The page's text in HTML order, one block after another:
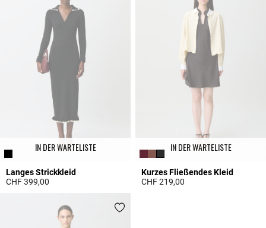
IN DER WARTELISTE
Langes Strickkleid
CHF 399,00
IN DER WARTELISTE
Kurzes Fließendes Kleid
CHF 219,00